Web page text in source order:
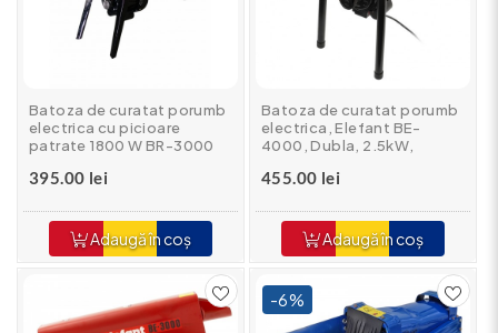
Batoza de curatat porumb
electrica cu picioare
patrate 1800 W BR-3000
395.00 lei
Adaugă în coș
Batoza de curatat porumb
electrica, Elefant BE-
4000, Dubla, 2.5kW,
455.00 lei
Adaugă în coș
-6%